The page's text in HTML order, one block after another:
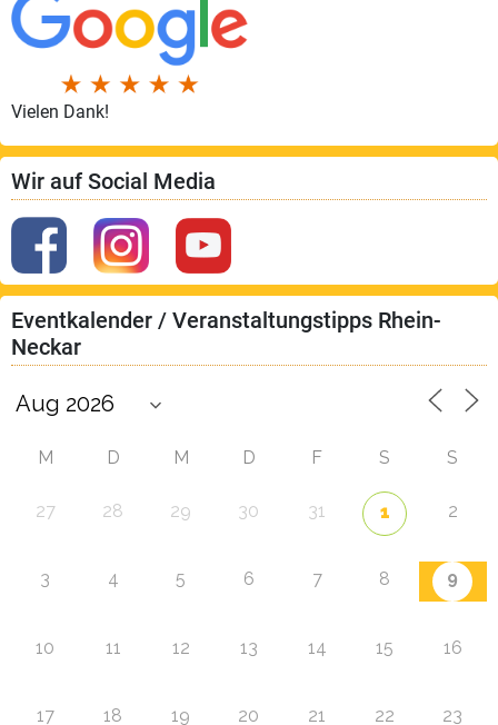
Vielen Dank!
Wir auf Social Media
Eventkalender / Veranstaltungstipps Rhein-
Neckar
M D M D F S S
27 28 29 30 31 1 2
3 4 5 6 7 8 9
10 11 12 13 14 15 16
17 18 19 20 21 22 23